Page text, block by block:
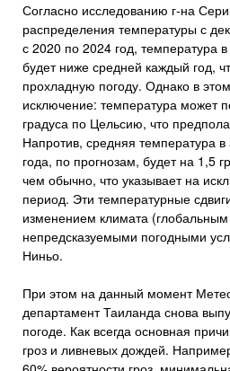
Согласно исследованию г-на
распределения температуры с
с 2020 по 2024 год, температура
будет ниже средней каждый год,
прохладную погоду. Однако в
исключение: температура может
градуса по Цельсию, что
Напротив, средняя температура
года, по прогнозам, будет на 1,5
чем обычно, что указывает на
период. Эти температурные
изменением климата
непредсказуемыми погодными
Ниньо.
При этом на данный момент
департамент Таиланда снова
погоде. Как всегда основная
гроз и ливневых дождей.